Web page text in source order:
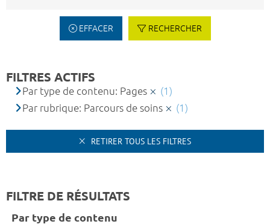
EFFACER RECHERCHER
FILTRES ACTIFS
Par type de contenu: Pages
(1)
Par rubrique: Parcours de soins
(1)
RETIRER TOUS LES FILTRES
FILTRE DE RÉSULTATS
Par type de contenu